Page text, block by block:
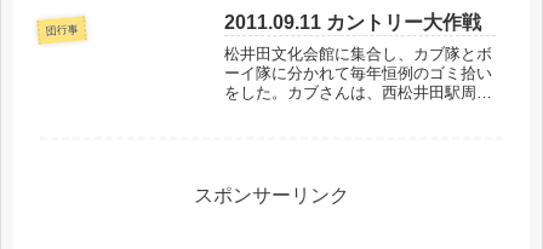
す。昨年のキャンプでも立てています
が、練習しないと忘れてしまいます。
みん...
団行事 2011.09.11 カントリー大作戦
松井田文化会館に集合し、カブ隊とボ
ーイ隊に分かれて毎年恒例のゴミ拾い
をした。カブさんは、西松井田駅周辺
号...
スポンサーリンク